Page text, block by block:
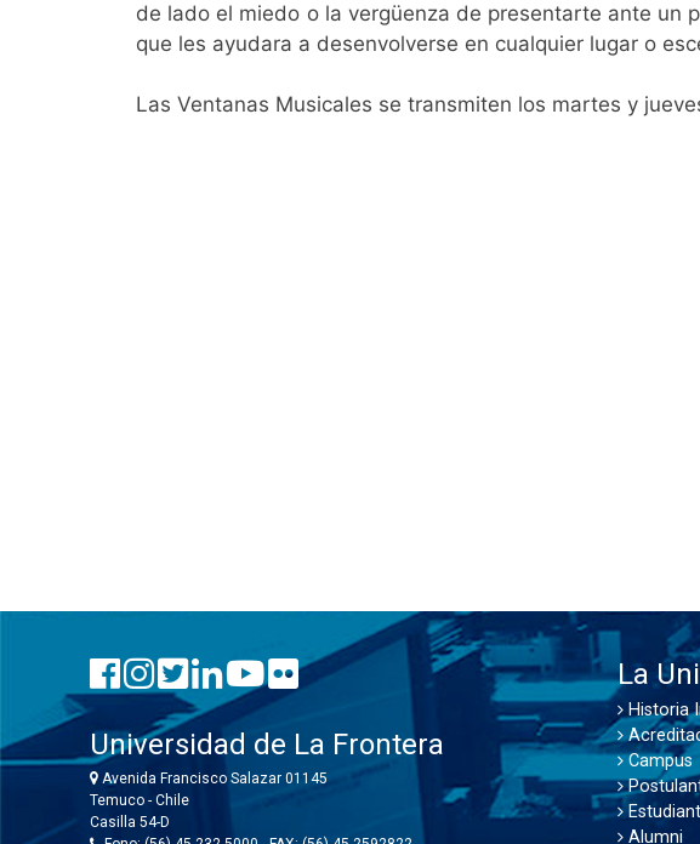
de lado el miedo o la vergüenza de presentarte ante un
que les ayudara a desenvolverse en cualquier lugar o
Las Ventanas Musicales se transmiten los martes y
Universidad de La Frontera
Avenida Francisco Salazar 01145
Temuco - Chile
Casilla 54-D
La
Historia
Campus
Alumni